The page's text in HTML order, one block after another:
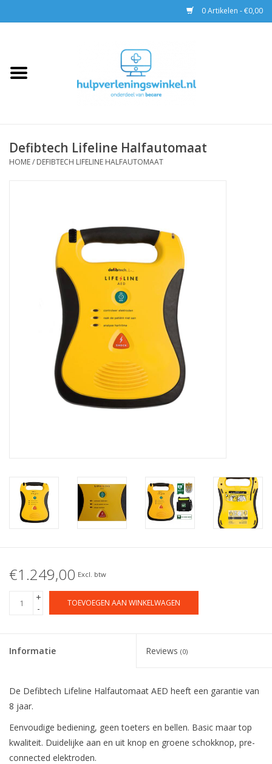
0 Artikelen - €0,00
EHBO
Defibtech Lifeline Halfautomaat
HOME/ DEFIBTECH LIFELINE HALFAUTOMAAT
€1.249,00 Excl. btw
+
-
TOEVOEGEN AAN WINKELWAGEN
Informatie Reviews (0)
De Defibtech Lifeline Halfautomaat AED heeft een garantie van
8 jaar.
Eenvoudige bediening, geen toeters en bellen. Basic maar top
kwaliteit. Duidelijke aan en uit knop en groene schokknop, pre-
connected elektroden.